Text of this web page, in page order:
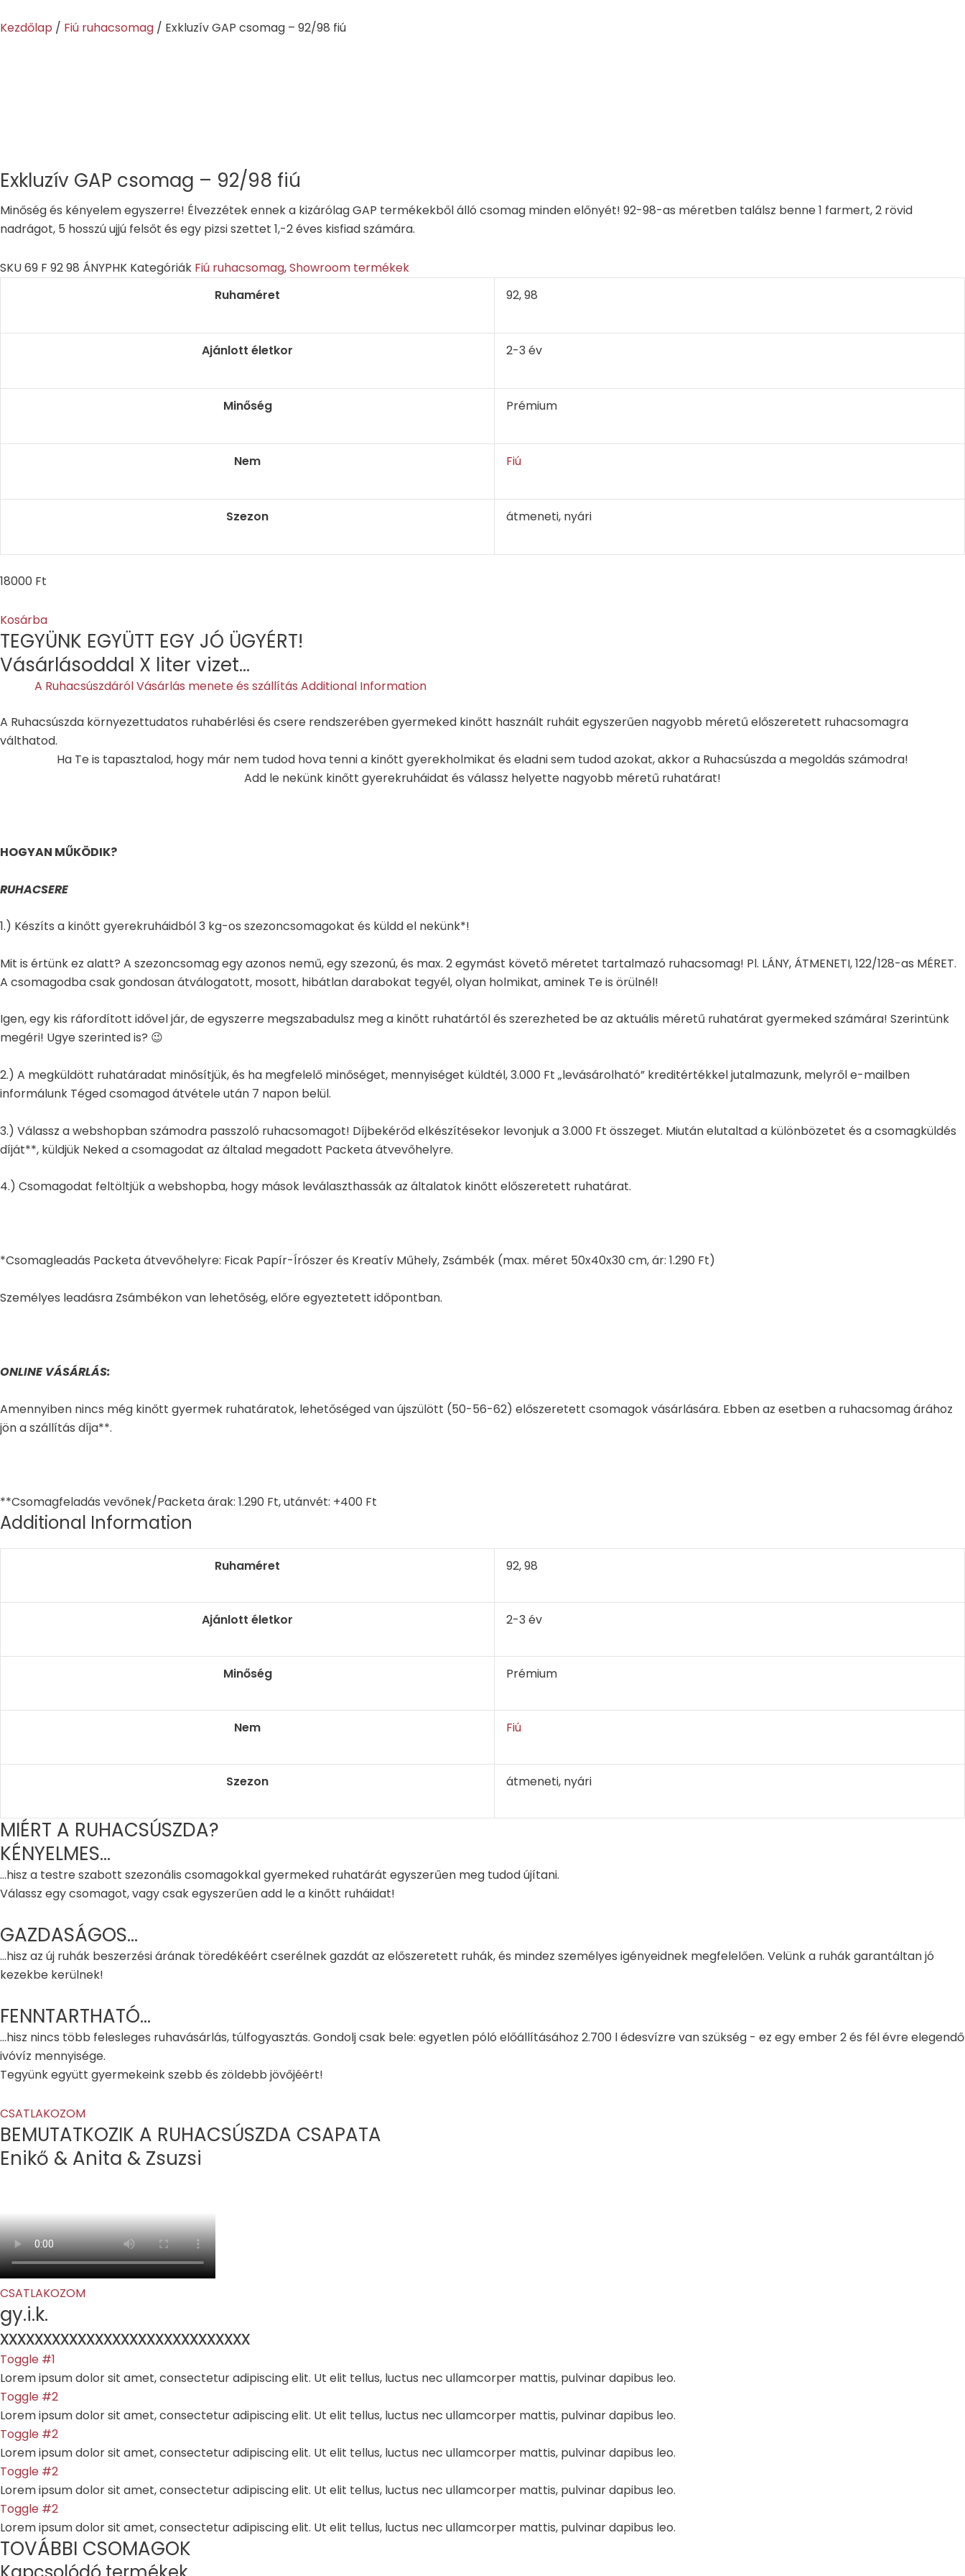
to
Kezdőlap / Fiú ruhacsomag / Exkluzív GAP csomag – 92/98 fiú
Exkluzív GAP csomag – 92/98 fiú
Minőség és kényelem egyszerre! Élvezzétek ennek a kizárólag GAP termékekből álló csomag minden előnyét! 92-98-as méretben találsz benne 1 farmert, 2 rövid
nadrágot, 5 hosszú ujjú felsőt és egy pizsi szettet 1,-2 éves kisfiad számára.
SKU69 F 92 98 ÁNYPHK Kategóriák Fiú ruhacsomag,Showroom termékek
Ruhaméret
92, 98
Ajánlott életkor 2-3 év
Minőség Prémium
Nem Fiú
Szezon átmeneti, nyári
18000 Ft
Kosárba
TEGYÜNK EGYÜTT EGY JÓ ÜGYÉRT!​
Vásárlásoddal X liter vizet...
A RuhacsúszdárólVásárlás menete és szállítás Additional Information
A Ruhacsúszda környezettudatos ruhabérlési és csere rendszerében gyermeked kinőtt használt ruháit egyszerűen nagyobb méretű előszeretett ruhacsomagra
válthatod.
Ha Te is tapasztalod, hogy már nem tudod hova tenni a kinőtt gyerekholmikat és eladni sem tudod azokat, akkor a Ruhacsúszda a megoldás számodra!
Add le nekünk kinőtt gyerekruháidat és válassz helyette nagyobb méretű ruhatárat!
HOGYAN MŰKÖDIK?
RUHACSERE
1.) Készíts a kinőtt gyerekruháidból 3 kg-os szezoncsomagokat és küldd el nekünk*!
Mit is értünk ez alatt? A szezoncsomag egy azonos nemű, egy szezonú, és max. 2 egymást követő méretet tartalmazó ruhacsomag! Pl. LÁNY, ÁTMENETI, 122/128-as MÉRET.
A csomagodba csak gondosan átválogatott, mosott, hibátlan darabokat tegyél, olyan holmikat, aminek Te is örülnél!
Igen, egy kis ráfordított idővel jár, de egyszerre megszabadulsz meg a kinőtt ruhatártól és szerezheted be az aktuális méretű ruhatárat gyermeked számára! Szerintünk
megéri! Ugye szerinted is? 😉
2.) A megküldött ruhatáradat minősítjük, és ha megfelelő minőséget, mennyiséget küldtél, 3.000 Ft „levásárolható” kreditértékkel jutalmazunk, melyről e-mailben
informálunk Téged csomagod átvétele után 7 napon belül.
3.) Válassz a webshopban számodra passzoló ruhacsomagot! Díjbekérőd elkészítésekor levonjuk a 3.000 Ft összeget. Miután elutaltad a különbözetet és a csomagküldés
díját**, küldjük Neked a csomagodat az általad megadott Packeta átvevőhelyre.
4.) Csomagodat feltöltjük a webshopba, hogy mások leválaszthassák az általatok kinőtt előszeretett ruhatárat.
*Csomagleadás Packeta átvevőhelyre: Ficak Papír-Írószer és Kreatív Műhely, Zsámbék (max. méret 50x40x30 cm, ár: 1.290 Ft)
Személyes leadásra Zsámbékon van lehetőség, előre egyeztetett időpontban.
ONLINE VÁSÁRLÁS:
Amennyiben nincs még kinőtt gyermek ruhatáratok, lehetőséged van újszülött (50-56-62) előszeretett csomagok vásárlására. Ebben az esetben a ruhacsomag árához
jön a szállítás díja**.
**Csomagfeladás vevőnek/Packeta árak: 1.290 Ft, utánvét: +400 Ft
Additional Information
Ruhaméret 92, 98
Ajánlott életkor 2-3 év
Minőség Prémium
Nem Fiú
Szezon átmeneti, nyári
MIÉRT A RUHACSÚSZDA?
KÉNYELMES...
...hisz a testre szabott szezonális csomagokkal gyermeked ruhatárát egyszerűen meg tudod újítani.
Válassz egy csomagot, vagy csak egyszerűen add le a kinőtt ruháidat!
GAZDASÁGOS...
...hisz az új ruhák beszerzési árának töredékéért cserélnek gazdát az előszeretett ruhák, és mindez személyes igényeidnek megfelelően. Velünk a ruhák garantáltan jó
kezekbe kerülnek!
FENNTARTHATÓ...
...hisz nincs több felesleges ruhavásárlás, túlfogyasztás. Gondolj csak bele: egyetlen póló előállításához 2.700 l édesvízre van szükség - ez egy ember 2 és fél évre elegendő
ivóvíz mennyisége.
Tegyünk együtt gyermekeink szebb és zöldebb jövőjéért!
CSATLAKOZOM
BEMUTATKOZIK A RUHACSÚSZDA CSAPATA​
Enikő & Anita & Zsuzsi
CSATLAKOZOM
gy.i.k.
xxxxxxxxxxxxxxxxxxxxxxxxxxxxx
Toggle #1
Lorem ipsum dolor sit amet, consectetur adipiscing elit. Ut elit tellus, luctus nec ullamcorper mattis, pulvinar dapibus leo.
Toggle #2
Lorem ipsum dolor sit amet, consectetur adipiscing elit. Ut elit tellus, luctus nec ullamcorper mattis, pulvinar dapibus leo.
Toggle #2
Lorem ipsum dolor sit amet, consectetur adipiscing elit. Ut elit tellus, luctus nec ullamcorper mattis, pulvinar dapibus leo.
Toggle #2
Lorem ipsum dolor sit amet, consectetur adipiscing elit. Ut elit tellus, luctus nec ullamcorper mattis, pulvinar dapibus leo.
Toggle #2
Lorem ipsum dolor sit amet, consectetur adipiscing elit. Ut elit tellus, luctus nec ullamcorper mattis, pulvinar dapibus leo.
TOVÁBBI CSOMAGOK